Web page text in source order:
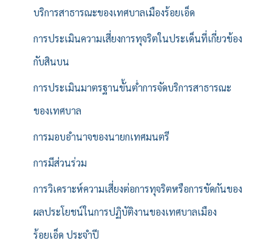
บริการสาธารณะของเทศบาลเมืองร้อยเอ็ด
การประเมินความเสี่ยงการทุจริตในประเด็นที่เกี่ยวข้อง
กับสินบน
การประเมินมาตรฐานขั้นต่ำการจัดบริการสาธารณะ
ของเทศบาล
การมอบอำนาจของนายกเทศมนตรี
การมีส่วนร่วม
การวิเคราะห์ความเสี่ยงต่อการทุจริตหรือการขัดกันของ
ผลประโยชน์ในการปฏิบัติงานของเทศบาลเมือง
ร้อยเอ็ด ประจำปี